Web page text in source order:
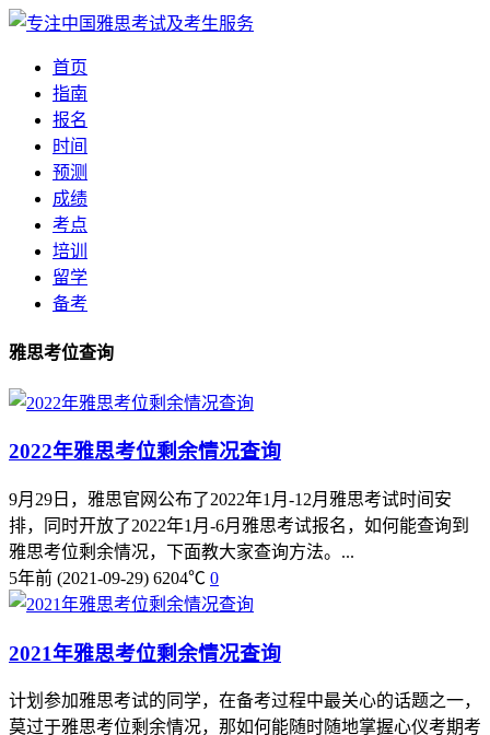
首页
指南
报名
时间
预测
成绩
考点
培训
留学
备考
雅思考位查询
2022年雅思考位剩余情况查询
9月29日，雅思官网公布了2022年1月-12月雅思考试时间安
排，同时开放了2022年1月-6月雅思考试报名，如何能查询到
雅思考位剩余情况，下面教大家查询方法。...
5年前 (2021-09-29) 6204℃ 0
2021年雅思考位剩余情况查询
计划参加雅思考试的同学，在备考过程中最关心的话题之一，
莫过于雅思考位剩余情况，那如何能随时随地掌握心仪考期考